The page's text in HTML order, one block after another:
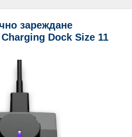
зареждане
Dock Size 11